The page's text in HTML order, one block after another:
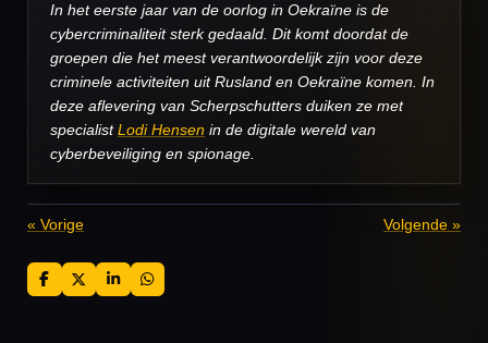
In het eerste jaar van de oorlog in Oekraïne is de
cybercriminaliteit sterk gedaald. Dit komt doordat de
groepen die het meest verantwoordelijk zijn voor deze
criminele activiteiten uit Rusland en Oekraïne komen. In
deze aflevering van Scherpschutters duiken ze met
specialistLodi Hensen in de digitale wereld van
cyberbeveiliging en spionage.
« Vorige Volgende »
D
e
D
e
S
h
D
e